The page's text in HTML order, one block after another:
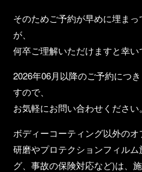
そのためご予約が早めに埋ま
が、
何卒ご理解いただけますと幸い
2026年06月以降のご予約につ
すので、
お気軽にお問い合わせください。
ボディーコーティング以外の
研磨やプロテクションフィル
グ、事故の保険対応など)は、